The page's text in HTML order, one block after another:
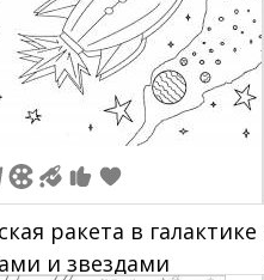
ракета в галактике
и звездами